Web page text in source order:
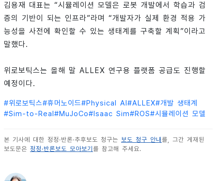
김용재 대표는 “시뮬레이션 모델은 로봇 개발에서 학습과 검
증의 기반이 되는 인프라”라며 “개발자가 실제 환경 적용 가
능성을 사전에 확인할 수 있는 생태계를 구축할 계획”이라고
말했다.
위로보틱스는 올해 말 ALLEX 연구용 플랫폼 공급도 진행할
예정이다.
#위로보틱스#휴머노이드#Physical AI #ALLEX#개발 생태계
#Sim-to-Real #MuJoCo# Isaac Sim#ROS#시뮬레이션 모델
본 기사에 대한 정정·반론·추후보도 청구는 보도 청구 안내 를, 그간 게재된
보도문은 정정·반론보도 모아보기 를 참고해 주세요.